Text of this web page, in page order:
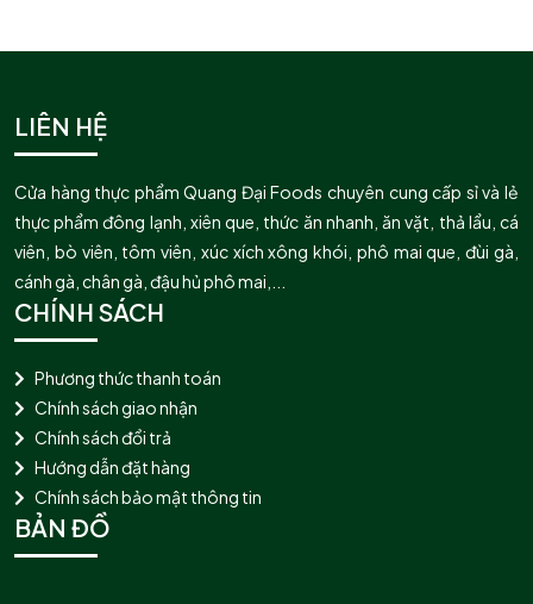
LIÊN HỆ
Cửa hàng thực phẩm Quang Đại Foods chuyên cung cấp sỉ và lẻ
thực phẩm đông lạnh, xiên que, thức ăn nhanh, ăn vặt, thả lẩu, cá
viên, bò viên, tôm viên, xúc xích xông khói, phô mai que, đùi gà,
cánh gà, chân gà, đậu hủ phô mai,...
CHÍNH SÁCH
Phương thức thanh toán
Chính sách giao nhận
Chính sách đổi trả
Hướng dẫn đặt hàng
Chính sách bảo mật thông tin
BẢN ĐỒ